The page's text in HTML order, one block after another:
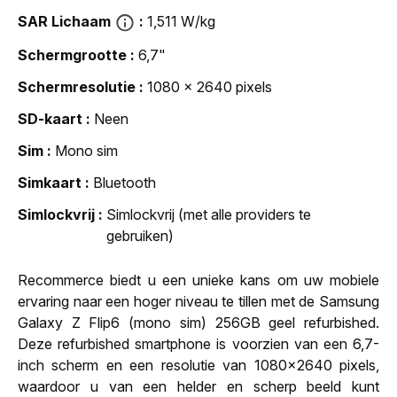
SAR Lichaam
1,511 W/kg
Schermgrootte
6,7"
Schermresolutie
1080 x 2640 pixels
SD-kaart
Neen
Sim
Mono sim
Simkaart
Bluetooth
Simlockvrij
Simlockvrij (met alle providers te
gebruiken)
Recommerce biedt u een unieke kans om uw mobiele
ervaring naar een hoger niveau te tillen met de Samsung
Galaxy Z Flip6 (mono sim) 256GB geel refurbished.
Deze refurbished smartphone is voorzien van een 6,7-
inch scherm en een resolutie van 1080x2640 pixels,
waardoor u van een helder en scherp beeld kunt